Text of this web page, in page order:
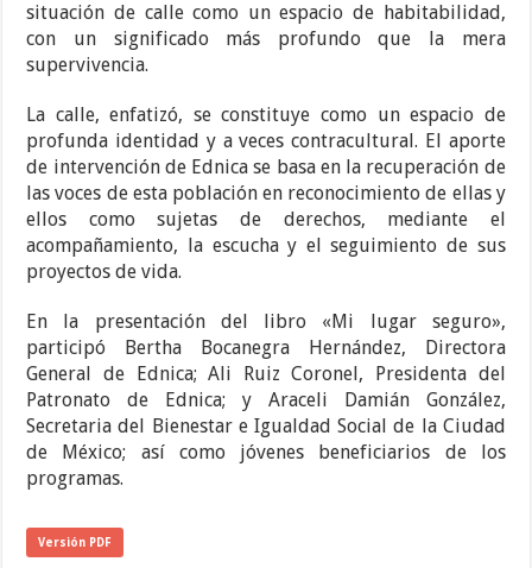
situación de calle como un espacio de habitabilidad,
con un significado más profundo que la mera
supervivencia.
La calle, enfatizó, se constituye como un espacio de
profunda identidad y a veces contracultural. El aporte
de intervención de Ednica se basa en la recuperación de
las voces de esta población en reconocimiento de ellas y
ellos como sujetas de derechos, mediante el
acompañamiento, la escucha y el seguimiento de sus
proyectos de vida.
En la presentación del libro «Mi lugar seguro»,
participó Bertha Bocanegra Hernández, Directora
General de Ednica; Ali Ruiz Coronel, Presidenta del
Patronato de Ednica; y Araceli Damián González,
Secretaria del Bienestar e Igualdad Social de la Ciudad
de México; así como jóvenes beneficiarios de los
programas.
Versión PDF